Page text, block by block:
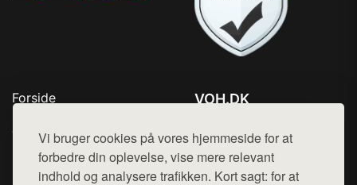
Vi bruger cookies på vores hjemmeside for at
forbedre din oplevelse, vise mere relevant
indhold og analysere trafikken. Kort sagt: for at
Forside
Top Rabatter
Kontakt
VOH.DK
Mail: hej@want.dk